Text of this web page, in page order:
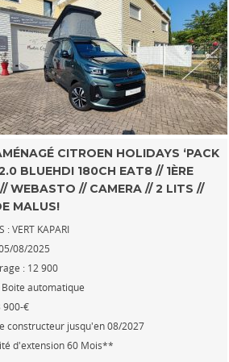
CITROEN HOLIDAYS ‘PACK
BLUEHDI 180CH EAT8 // 1ÈRE
WEBASTO // CAMERA // 2 LITS //
MALUS!
: VERT KAPARI
08/2025
: 12 900
Boite automatique
900-€
constructeur jusqu'en 08/2027
d'extension 60 Mois**